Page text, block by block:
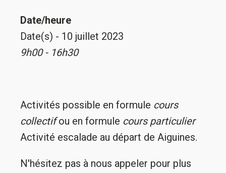
Date/heure
Date(s) - 10 juillet 2023
9h00 - 16h30
Activités possible en formule cours
collectifou en formule cours particulier
Activité escalade au départ de Aiguines.
N'hésitez pas à nous appeler pour plus